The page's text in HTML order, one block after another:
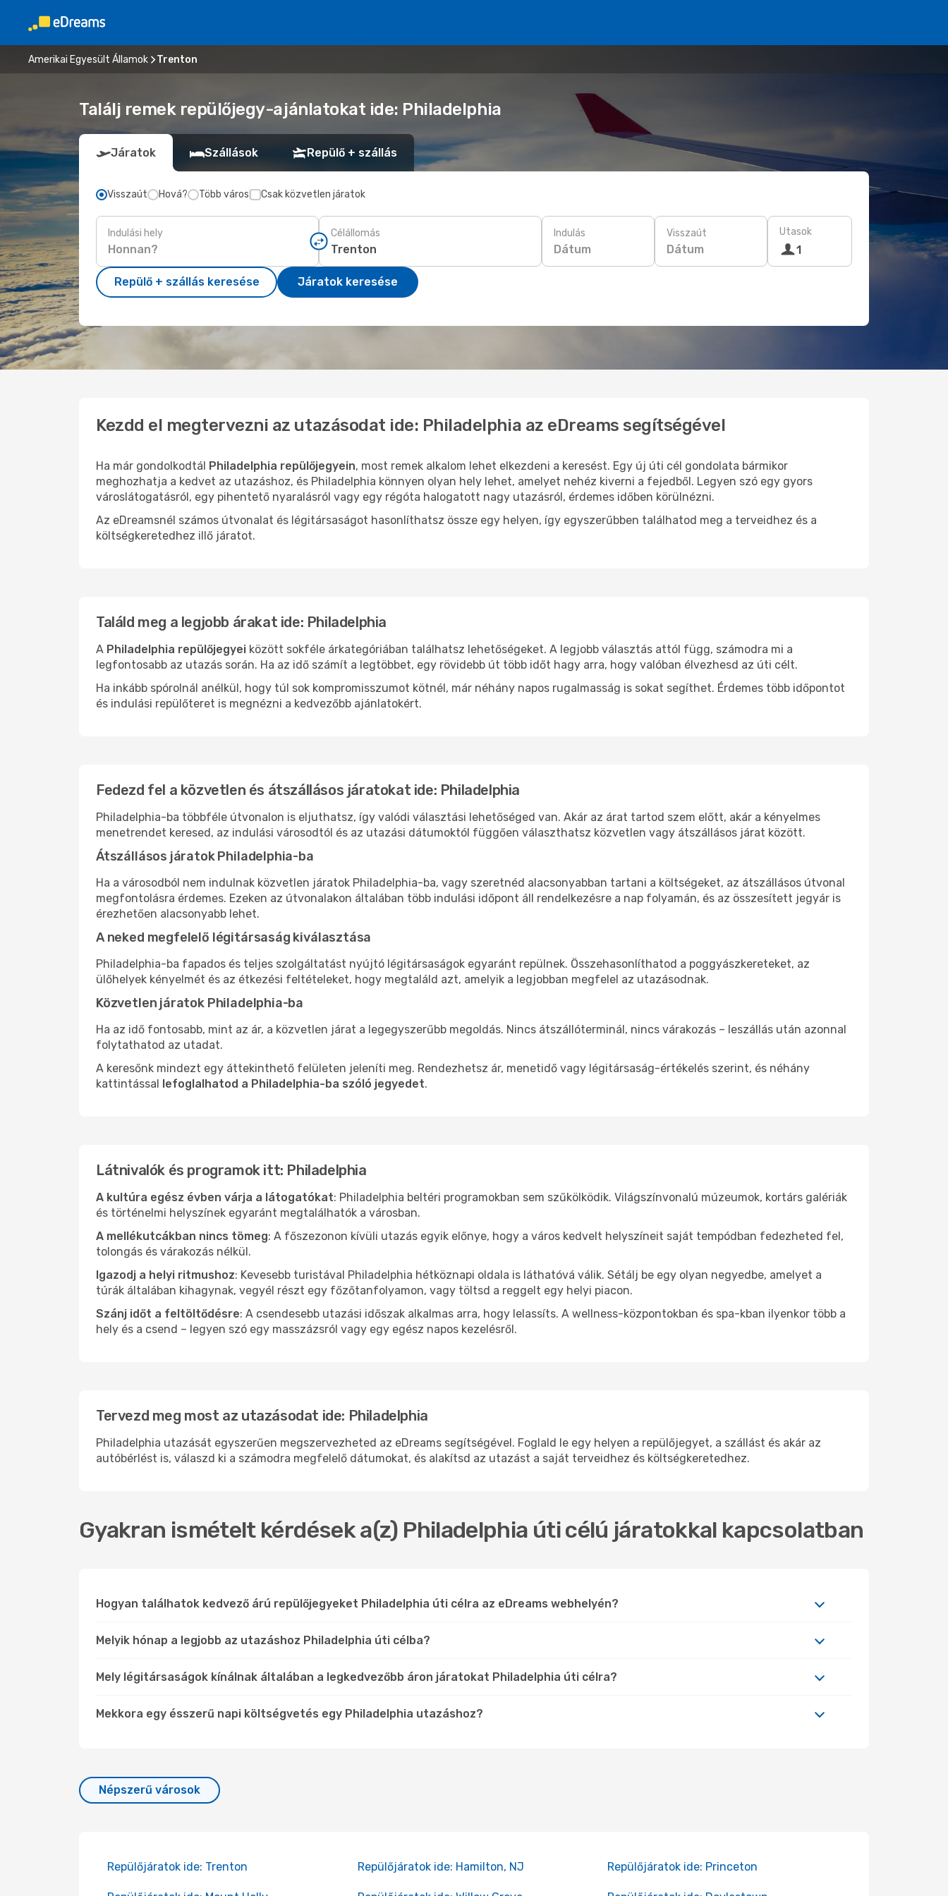
Amerikai Egyesült Államok Trenton
Találj remek repülőjegy-ajánlatokat ide: Philadelphia
Járatok Szállások Repülő + szállás
Visszaút Hová? Több város Csak közvetlen járatok
Indulási hely Célállomás Indulás
Dátum
Visszaút
Dátum
Utasok
1
Repülő + szállás keresése Járatok keresése
Kezdd el megtervezni az utazásodat ide: Philadelphia az eDreams segítségével
Ha már gondolkodtál Philadelphia repülőjegyein, most remek alkalom lehet elkezdeni a keresést. Egy új úti cél gondolata bármikor
meghozhatja a kedvet az utazáshoz, és Philadelphia könnyen olyan hely lehet, amelyet nehéz kiverni a fejedből. Legyen szó egy gyors
városlátogatásról, egy pihentető nyaralásról vagy egy régóta halogatott nagy utazásról, érdemes időben körülnézni.
Az eDreamsnél számos útvonalat és légitársaságot hasonlíthatsz össze egy helyen, így egyszerűbben találhatod meg a terveidhez és a
költségkeretedhez illő járatot.
Találd meg a legjobb árakat ide: Philadelphia
A Philadelphia repülőjegyei között sokféle árkategóriában találhatsz lehetőségeket. A legjobb választás attól függ, számodra mi a
legfontosabb az utazás során. Ha az idő számít a legtöbbet, egy rövidebb út több időt hagy arra, hogy valóban élvezhesd az úti célt.
Ha inkább spórolnál anélkül, hogy túl sok kompromisszumot kötnél, már néhány napos rugalmasság is sokat segíthet. Érdemes több időpontot
és indulási repülőteret is megnézni a kedvezőbb ajánlatokért.
Fedezd fel a közvetlen és átszállásos járatokat ide: Philadelphia
Philadelphia-ba többféle útvonalon is eljuthatsz, így valódi választási lehetőséged van. Akár az árat tartod szem előtt, akár a kényelmes
menetrendet keresed, az indulási városodtól és az utazási dátumoktól függően választhatsz közvetlen vagy átszállásos járat között.
Átszállásos járatok Philadelphia-ba
Ha a városodból nem indulnak közvetlen járatok Philadelphia-ba, vagy szeretnéd alacsonyabban tartani a költségeket, az átszállásos útvonal
megfontolásra érdemes. Ezeken az útvonalakon általában több indulási időpont áll rendelkezésre a nap folyamán, és az összesített jegyár is
érezhetően alacsonyabb lehet.
A neked megfelelő légitársaság kiválasztása
Philadelphia-ba fapados és teljes szolgáltatást nyújtó légitársaságok egyaránt repülnek. Összehasonlíthatod a poggyászkereteket, az
ülőhelyek kényelmét és az étkezési feltételeket, hogy megtaláld azt, amelyik a legjobban megfelel az utazásodnak.
Közvetlen járatok Philadelphia-ba
Ha az idő fontosabb, mint az ár, a közvetlen járat a legegyszerűbb megoldás. Nincs átszállóterminál, nincs várakozás – leszállás után azonnal
folytathatod az utadat.
A keresőnk mindezt egy áttekinthető felületen jeleníti meg. Rendezhetsz ár, menetidő vagy légitársaság-értékelés szerint, és néhány
kattintással lefoglalhatod a Philadelphia-ba szóló jegyedet.
Látnivalók és programok itt: Philadelphia
A kultúra egész évben várja a látogatókat: Philadelphia beltéri programokban sem szűkölködik. Világszínvonalú múzeumok, kortárs galériák
és történelmi helyszínek egyaránt megtalálhatók a városban.
A mellékutcákban nincs tömeg: A főszezonon kívüli utazás egyik előnye, hogy a város kedvelt helyszíneit saját tempódban fedezheted fel,
tolongás és várakozás nélkül.
Igazodj a helyi ritmushoz: Kevesebb turistával Philadelphia hétköznapi oldala is láthatóvá válik. Sétálj be egy olyan negyedbe, amelyet a
túrák általában kihagynak, vegyél részt egy főzőtanfolyamon, vagy töltsd a reggelt egy helyi piacon.
Szánj időt a feltöltődésre: A csendesebb utazási időszak alkalmas arra, hogy lelassíts. A wellness-központokban és spa-kban ilyenkor több a
hely és a csend – legyen szó egy masszázsról vagy egy egész napos kezelésről.
Tervezd meg most az utazásodat ide: Philadelphia
Philadelphia utazását egyszerűen megszervezheted az eDreams segítségével. Foglald le egy helyen a repülőjegyet, a szállást és akár az
autóbérlést is, válaszd ki a számodra megfelelő dátumokat, és alakítsd az utazást a saját terveidhez és költségkeretedhez.
Gyakran ismételt kérdések a(z) Philadelphia úti célú járatokkal kapcsolatban
Hogyan találhatok kedvező árú repülőjegyeket Philadelphia úti célra az eDreams webhelyén?
Melyik hónap a legjobb az utazáshoz Philadelphia úti célba?
Mely légitársaságok kínálnak általában a legkedvezőbb áron járatokat Philadelphia úti célra?
Mekkora egy ésszerű napi költségvetés egy Philadelphia utazáshoz?
Népszerű városok
Repülőjáratok ide: Trenton Repülőjáratok ide: Hamilton, NJ Repülőjáratok ide: Princeton